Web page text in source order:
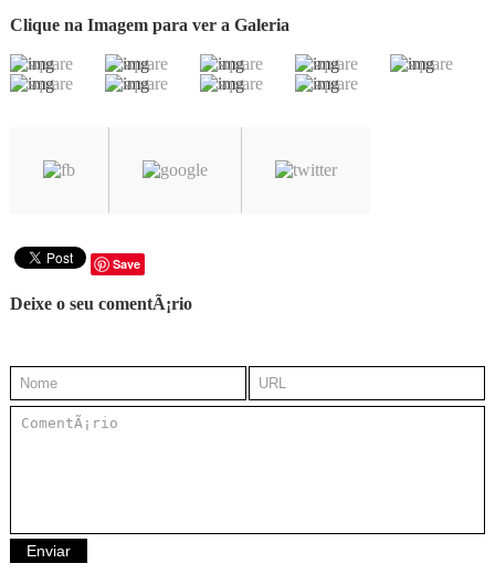
Clique na Imagem para ver a Galeria
Save
Deixe o seu comentÃ¡rio